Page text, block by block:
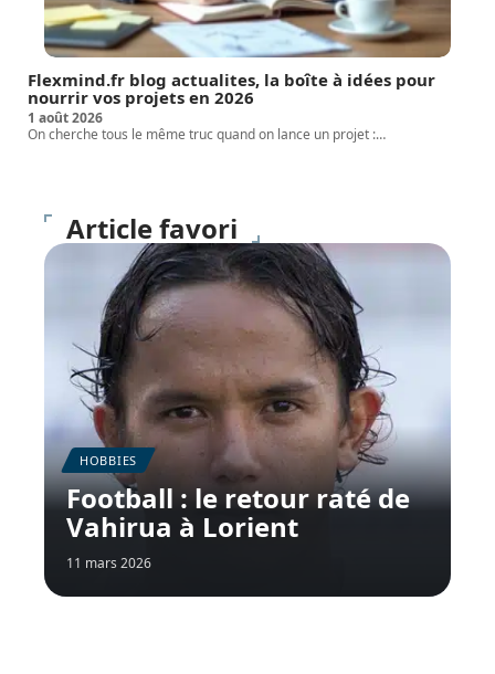
Flexmind.fr blog actualites, la boîte à idées pour
nourrir vos projets en 2026
1 août 2026
On cherche tous le même truc quand on lance un projet :…
Article favori
HOBBIES
Football : le retour raté de
Vahirua à Lorient
11 mars 2026